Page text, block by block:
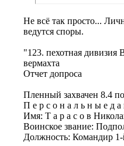
Не всё так просто...
ведутся споры.
"123. пехотная дивизия
вермахта
Отчет допроса
Пленный захвачен 8.4
П е р с о н а л ь н ы е д
Имя: Т а р а с о в
Воинское звание:
Должность: Командир